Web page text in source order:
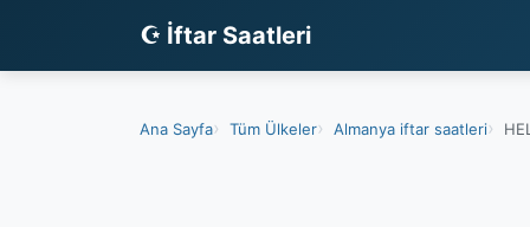
☪ İftar Saatleri
Ana Sayfa Tüm Ülkeler Almanya iftar saatleri